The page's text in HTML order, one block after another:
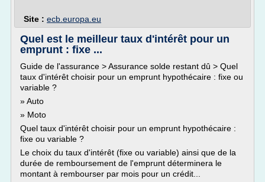
Site : ecb.europa.eu
Quel est le meilleur taux d'intérêt pour un
emprunt : fixe ...
Guide de l'assurance > Assurance solde restant dû > Quel
taux d'intérêt choisir pour un emprunt hypothécaire : fixe ou
variable ?
» Auto
» Moto
Quel taux d'intérêt choisir pour un emprunt hypothécaire :
fixe ou variable ?
Le choix du taux d'intérêt (fixe ou variable) ainsi que de la
durée de remboursement de l'emprunt déterminera le
montant à rembourser par mois pour un crédit...